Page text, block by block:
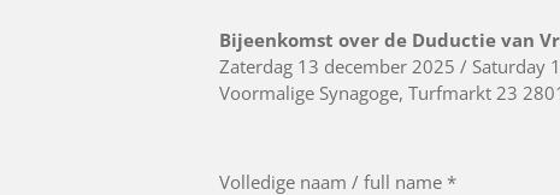
Bijeenkomst over de Duductie van
Zaterdag 13 december 2025 / Saturday
Voormalige Synagoge, Turfmarkt 23
Volledige naam / full name *